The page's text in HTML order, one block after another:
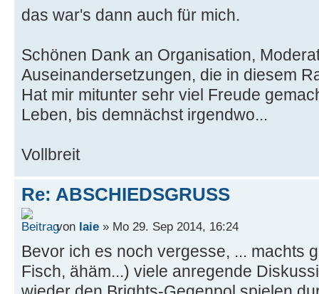
das war's dann auch für mich.
Schönen Dank an Organisation,
Auseinandersetzungen, die in diesem
Hat mir mitunter sehr viel Freude
Leben, bis demnächst irgendwo...
Vollbreit
Re: ABSCHIEDSGRUSS
von laie » Mo 29. Sep 2014, 16:24
Bevor ich es noch vergesse, ... machts
Fisch, ähäm...) viele anregende